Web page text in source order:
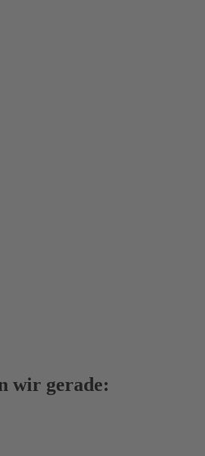
wir gerade: